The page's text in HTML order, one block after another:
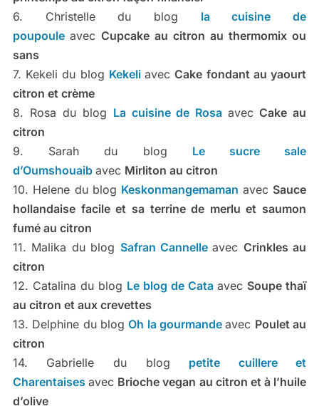
6. Christelle du blog la cuisine de
poupoule avec Cupcake au citron au thermomix ou
sans
7. Kekeli du blog KekeliavecCake fondant au yaourt
citron et crème
8. Rosa du blog La cuisine de Rosaavec Cake au
citron
9. Sarah du blog Le sucre sale
d’Oumshouaib avec Mirliton au citron
10. Helene du blog Keskonmangemaman avec Sauce
hollandaise facile et sa terrine de merlu et saumon
fumé au citron
11. Malika du blog Safran Cannelleavec Crinkles au
citron
12. Catalina du blog Le blog de Cataavec Soupe thaï
au citron et aux crevettes
13. Delphine du blogOh la gourmandeavec Poulet au
citron
14. Gabrielle du blog petite cuillere et
Charentaisesavec Brioche vegan au citron et à l’huile
d’olive